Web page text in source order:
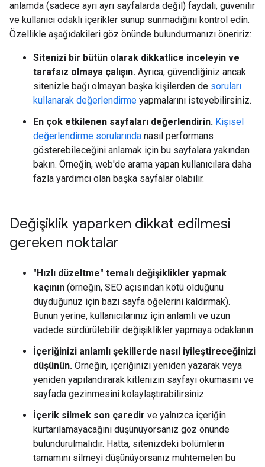
anlamda (sadece ayrı ayrı sayfalarda değil) faydalı, güvenilir
ve kullanıcı odaklı içerikler sunup sunmadığını kontrol edin.
Özellikle aşağıdakileri göz önünde bulundurmanızı öneririz:
Sitenizi bir bütün olarak dikkatlice inceleyin ve
tarafsız olmaya çalışın. Ayrıca, güvendiğiniz ancak
sitenizle bağı olmayan başka kişilerden de soruları
kullanarak değerlendirme yapmalarını isteyebilirsiniz.
En çok etkilenen sayfaları değerlendirin. Kişisel
değerlendirme sorularında nasıl performans
gösterebileceğini anlamak için bu sayfalara yakından
bakın. Örneğin, web'de arama yapan kullanıcılara daha
fazla yardımcı olan başka sayfalar olabilir.
Değişiklik yaparken dikkat edilmesi
gereken noktalar
"Hızlı düzeltme" temalı değişiklikler yapmak
kaçının (örneğin, SEO açısından kötü olduğunu
duyduğunuz için bazı sayfa öğelerini kaldırmak).
Bunun yerine, kullanıcılarınız için anlamlı ve uzun
vadede sürdürülebilir değişiklikler yapmaya odaklanın.
İçeriğinizi anlamlı şekillerde nasıl iyileştireceğinizi
düşünün. Örneğin, içeriğinizi yeniden yazarak veya
yeniden yapılandırarak kitlenizin sayfayı okumasını ve
sayfada gezinmesini kolaylaştırabilirsiniz.
İçerik silmek son çaredir ve yalnızca içeriğin
kurtarılamayacağını düşünüyorsanız göz önünde
bulundurulmalıdır. Hatta, sitenizdeki bölümlerin
tamamını silmeyi düşünüyorsanız muhtemelen bu